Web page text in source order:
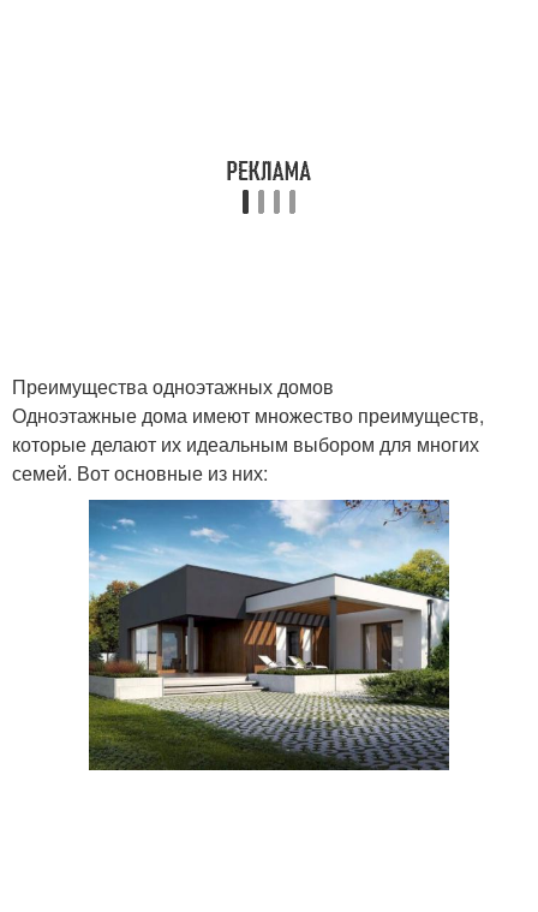
Преимущества одноэтажных домов
Одноэтажные дома имеют множество преимуществ,
которые делают их идеальным выбором для многих
семей. Вот основные из них: